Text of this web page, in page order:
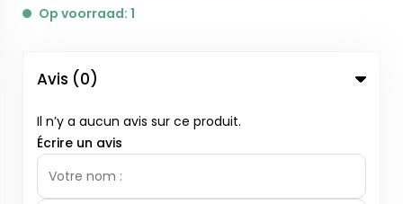
Op voorraad: 1
Avis (0)
Il n’y a aucun avis sur ce produit.
Écrire un avis